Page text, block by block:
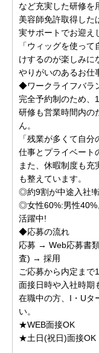
など充実した研修を
美容師免許取得した
実サポートでお迎え
「ウィッグを使っ
けするのが楽しみに
やりがいのあるお仕
◆ワークライフバラ
完全予約制のため、
研修も営業時間内の
ん。
「残業が多くて自
仕事とプライベート
また、休暇制度も
も整えています。
◎約9割が中途入社!
◎女性60%:男性40%
活躍中!
◆応募の流れ
応募 → Web応募書
査) → 採用
ご応募から内定まで
面接日時や入社時期
在職中の方、I・Uタ
い。
★WEB面接OK
★土日(祝日)面接OK